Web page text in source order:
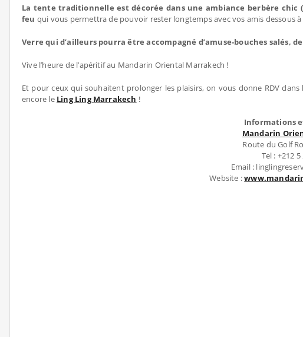
La tente traditionnelle est décorée dans une ambiance berbère
feu qui vous permettra de pouvoir rester longtemps avec vos amis dessous
Verre qui d’ailleurs pourra être accompagné d’amuse-bouches salés,
Vive l’heure de l’apéritif au Mandarin Oriental Marrakech !
Et pour ceux qui souhaitent prolonger les plaisirs, on vous donne RDV
encore le Ling Ling Marrakech !
Informations
Mandarin
Route du Golf
Tel : +212
Email :
Website :